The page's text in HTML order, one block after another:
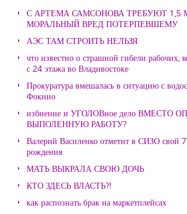
С АРТЕМА САМСОНОВА ТРЕБУЮТ 1,5
МОРАЛЬНЫЙ ВРЕД ПОТЕРПЕВШЕМУ
АЭС ТАМ СТРОИТЬ НЕЛЬЗЯ
что известно о страшной гибели рабочих,
с 24 этажа во Владивостоке
Прокуратура вмешалась в ситуацию с
Фокино
избиение и УГОЛОВное дело ВМЕСТО
ВЫПОЛЕННУЮ РАБОТУ?
Валерий Василенко отметит в СИЗО свой
рождения
МАТЬ ВЫКРАЛА СВОЮ ДОЧЬ
КТО ЗДЕСЬ ВЛАСТЬ?!
как распознать брак на маркетплейсах